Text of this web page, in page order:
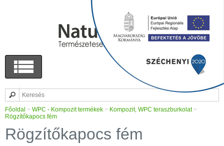
Főoldal > WPC - Kompozit termékek > Kompozit, WPC teraszburkolat>
Rögzítőkapocs fém
Rögzítőkapocs fém